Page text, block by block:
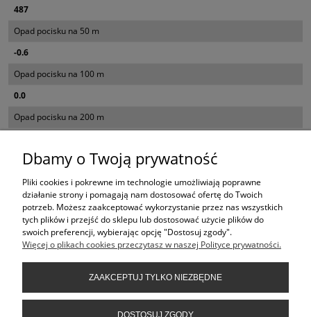
487
Opad pocisku na 50 m
-0.6
Opad pocisku na 100 m
0.0
Opad pocisku na 200 m
Opad pocisku na 300 m
-48.2
Opad pocisku na 400 m
-166.8
KONTAKT
Dbamy o Twoją prywatność
Pliki cookies i pokrewne im technologie umożliwiają poprawne
działanie strony i pomagają nam dostosować ofertę do Twoich
potrzeb. Możesz zaakceptować wykorzystanie przez nas wszystkich
tych plików i przejść do sklepu lub dostosować użycie plików do
swoich preferencji, wybierając opcję "Dostosuj zgody".
Więcej o plikach cookies przeczytasz w naszej Polityce prywatności.
ZAAKCEPTUJ TYLKO NIEZBĘDNE
DOSTOSUJ ZGODY